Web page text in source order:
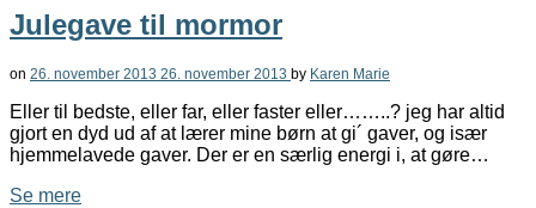
Julegave til mormor
on 26. november 2013 26. november 2013 by Karen Marie
Eller til bedste, eller far, eller faster eller……..? jeg har altid
gjort en dyd ud af at lærer mine børn at gi´ gaver, og især
hjemmelavede gaver. Der er en særlig energi i, at gøre…
Se mere